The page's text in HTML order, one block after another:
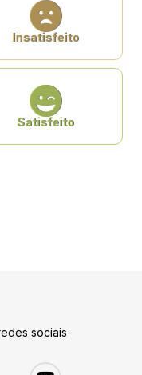
Insatisfeito
Satisfeito
sociais